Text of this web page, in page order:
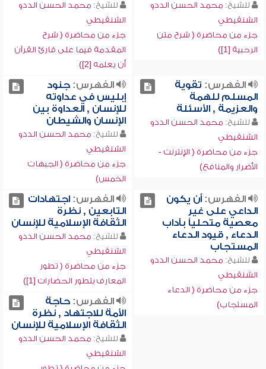
للشيخ: محمد الحسن الددو
الشنقيطي
جزء من محاضرة ( شرح متن
الرحبية [1])
للشيخ: محمد الحسن الددو
الشنقيطي
جزء من محاضرة ( شرح
المقدمة فيما على قارئ القرآن
أن يعلمه [2])
الفهرس: تقوية
المسلم للهمة
والعزيمة , الأسئلة
للشيخ: محمد الحسن الددو
الشنقيطي
جزء من محاضرة ( الإنترنت -
الأضرار والمنافع)
الفهرس:جنود
إبليس في عداوته
للإنسان , العداوة بين
الإنسان والشيطان
للشيخ: محمد الحسن الددو
الشنقيطي
جزء من محاضرة ( الجبهات
الخمس)
الفهرس:أن يكون
الداعي على غير
معصية متحلياً بآداب
الدعاء , قيود الدعاء
المستجاب
للشيخ: محمد الحسن الددو
الشنقيطي
جزء من محاضرة ( الدعاء
المستجاب)
الفهرس:اجتهادات
التابعين , نظرة
الثقافة الإسلامية للإنسان
للشيخ: محمد الحسن الددو
الشنقيطي
جزء من محاضرة ( تطور
المعارف بتطور الحضارات [1])
الفهرس:حاجة
الأمة للاجتهاد , نظرة
الثقافة الإسلامية للإنسان
للشيخ: محمد الحسن الددو
الشنقيطي